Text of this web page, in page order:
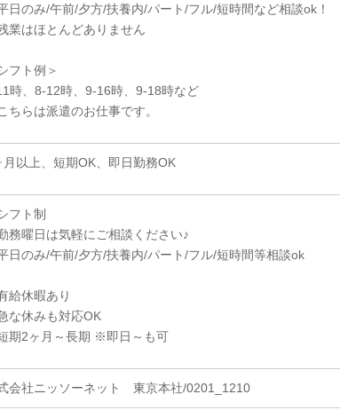
日のみ/午前/夕方/扶養内/パート/フル/短時間など相談ok！
業はほとんどありません
フト例＞
時、8-12時、9-16時、9-18時など
ちらは派遣のお仕事です。
月以上、短期OK、即日勤務OK
フト制
務曜日は気軽にご相談ください♪
日のみ/午前/夕方/扶養内/パート/フル/短時間等相談ok
給休暇あり
な休みも対応OK
期2ヶ月～長期 ※即日～も可
会社ニッソーネット 東京本社/0201_1210